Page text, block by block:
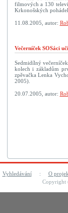
filmových a 130
Krkonošských
11.08.2005, autor:
Večerníček SOSáci
Sedmidílný
kolech i základům
zpěvačka Lenka
2005).
20.07.2005, autor:
Vyhledávání: O
Copyright